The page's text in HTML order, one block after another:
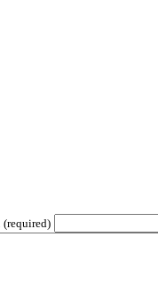
(required)